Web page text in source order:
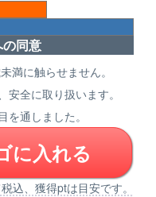
同意
満に触らせません。
安全に取り扱います。
通しました。
に入れる
込、獲得ptは目安です。